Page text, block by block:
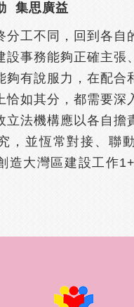
集思廣益
分工不同，回到各自
設事務能夠正確主張
夠有說服力，在配合
恰如其分，都需要深
立法機構應以各自擔
，並恆常對接、聯
造大灣區建設工作